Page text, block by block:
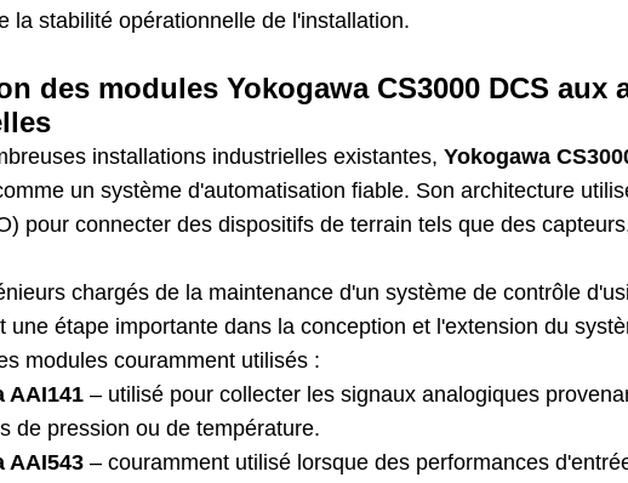
la stabilité opérationnelle de l'installation.
des modules Yokogawa CS3000 DCS aux
installations industrielles existantes,Yokogawa
un système d'automatisation fiable. Son architecture
pour connecter des dispositifs de terrain tels que des
chargés de la maintenance d'un système de contrôle
une étape importante dans la conception et l'extension du
modules couramment utilisés :
AAI141 – utilisé pour collecter les signaux analogiques
de pression ou de température.
AAI543 – couramment utilisé lorsque des performances